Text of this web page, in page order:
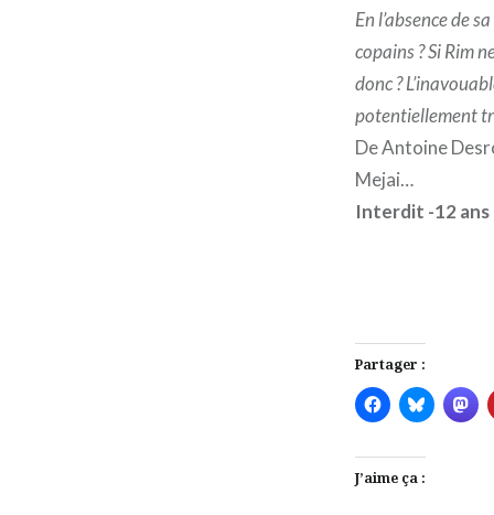
En l’absence de
copains ? Si Rim
donc ?
potentiellement
De Antoine
Mejai…
Interdit -12 ans
Partager :
J’aime ça :